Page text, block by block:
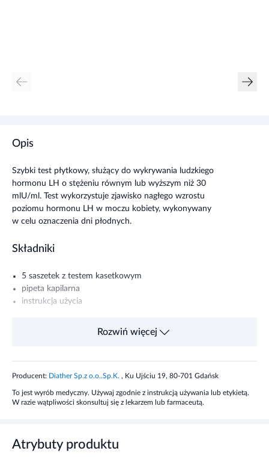
Opis
Szybki test płytkowy, służący do wykrywania ludzkiego
hormonu LH o stężeniu równym lub wyższym niż 30
mlU/ml. Test wykorzystuje zjawisko nagłego wzrostu
poziomu hormonu LH w moczu kobiety, wykonywany
w celu oznaczenia dni płodnych.
Składniki
5 saszetek z testem kasetkowym
pipeta kapilarna
instrukcja użycia
Sposób użycia wyrobu medycznego
minut wyniku badania.
Zawartość opakowania
instrukcja użycia
Rozwiń więcej
Producent: Diather Sp.z o.o..Sp.K. , Ku Ujściu 19, 80-701 Gdańsk
To jest wyrób medyczny. Używaj zgodnie z instrukcją używania lub etykietą.
W razie wątpliwości skonsultuj się z lekarzem lub farmaceutą.
Atrybuty produktu